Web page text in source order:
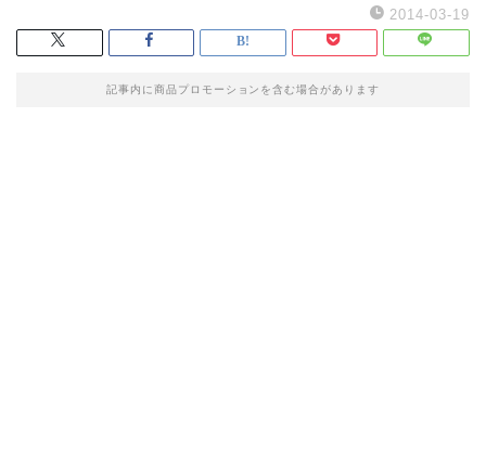
2014-03-19
記事内に商品プロモーションを含む場合があります